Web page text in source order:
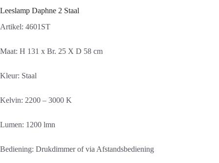
Leeslamp Daphne 2 Staal
Artikel: 4601ST
Maat: H 131 x Br. 25 X D 58 cm
Kleur: Staal
Kelvin: 2200 – 3000 K
Lumen: 1200 lmn
Bediening: Drukdimmer of via Afstandsbediening